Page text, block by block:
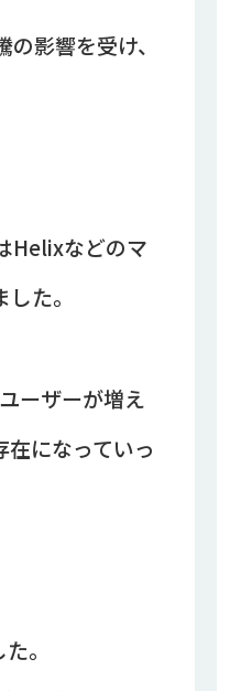
影響を受け、
Helixなどのマ
た。
ーザーが増え
になっていっ
。